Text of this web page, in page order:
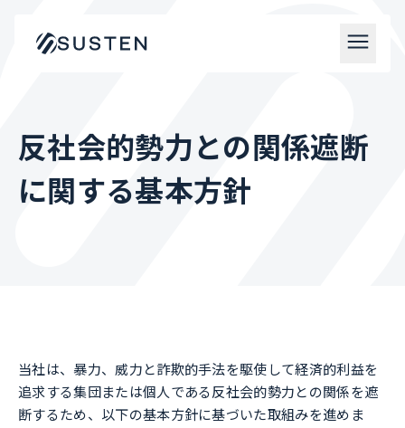
反社会的勢力との関係遮断
に関する基本方針
当社は、暴力、威力と詐欺的手法を駆使して経済的利益を
追求する集団または個人である反社会的勢力との関係を遮
断するため、以下の基本方針に基づいた取組みを進めま